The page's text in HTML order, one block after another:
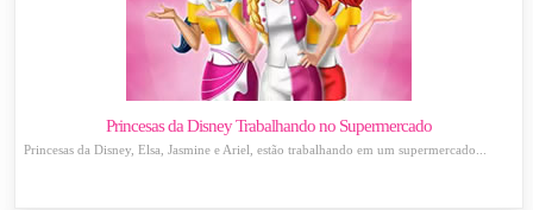
Princesas da Disney Trabalhando no Supermercado
Princesas da Disney, Elsa, Jasmine e Ariel, estão trabalhando em um supermercado...